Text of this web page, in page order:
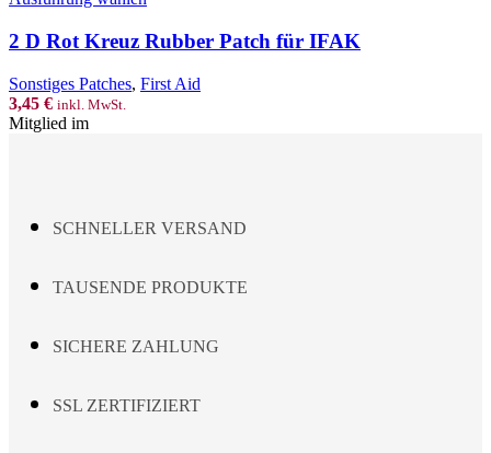
has
multiple
variants.
The
product
2 D Rot Kreuz Rubber Patch für IFAK
Sonstiges Patches, First Aid
3,45 € inkl. MwSt.
Mitglied im
SCHNELLER VERSAND
TAUSENDE PRODUKTE
SICHERE ZAHLUNG
SSL ZERTIFIZIERT